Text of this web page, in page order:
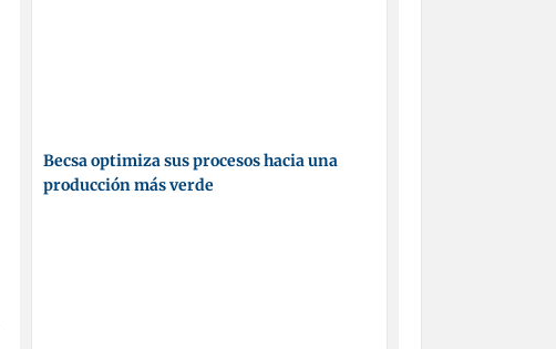
Becsa optimiza sus procesos hacia una
producción más verde